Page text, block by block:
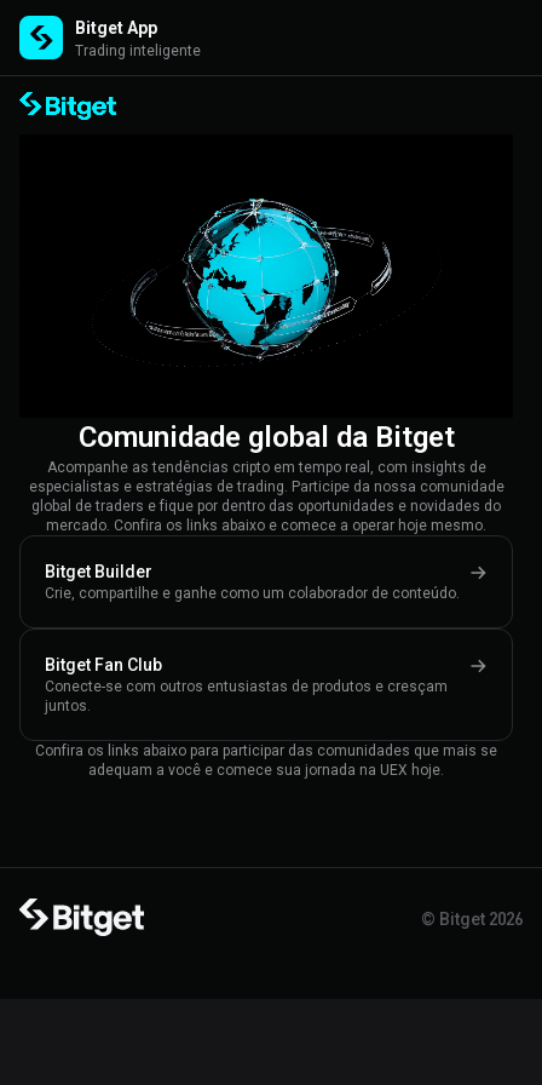
Bitget App
Trading inteligente
Comunidade global da Bitget
Acompanhe as tendências cripto em tempo real, com insights de
especialistas e estratégias de trading. Participe da nossa comunidade
global de traders e fique por dentro das oportunidades e novidades do
mercado. Confira os links abaixo e comece a operar hoje mesmo.
Bitget Builder
Crie, compartilhe e ganhe como um colaborador de conteúdo.
Bitget Fan Club
Conecte-se com outros entusiastas de produtos e cresçam
juntos.
Confira os links abaixo para participar das comunidades que mais se
adequam a você e comece sua jornada na UEX hoje.
© Bitget 2026